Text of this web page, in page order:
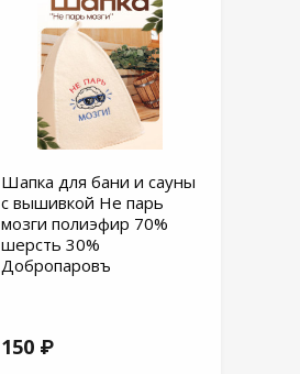
Шапка для бани и сауны
с вышивкой Не парь
мозги полиэфир 70%
шерсть 30%
Добропаровъ
150 ₽